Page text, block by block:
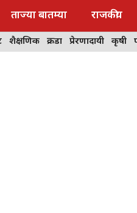
ताज्या बातम्या राजकीय
शैक्षणिक क्रीडा प्रेरणादायी कृषी